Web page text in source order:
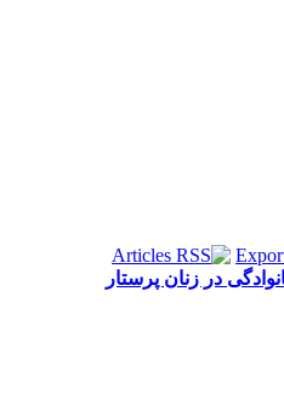
در زنان پرستار